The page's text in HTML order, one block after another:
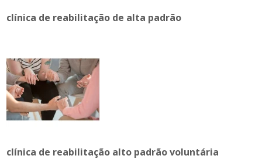
clínica de reabilitação de alta padrão
clínica de reabilitação alto padrão voluntária